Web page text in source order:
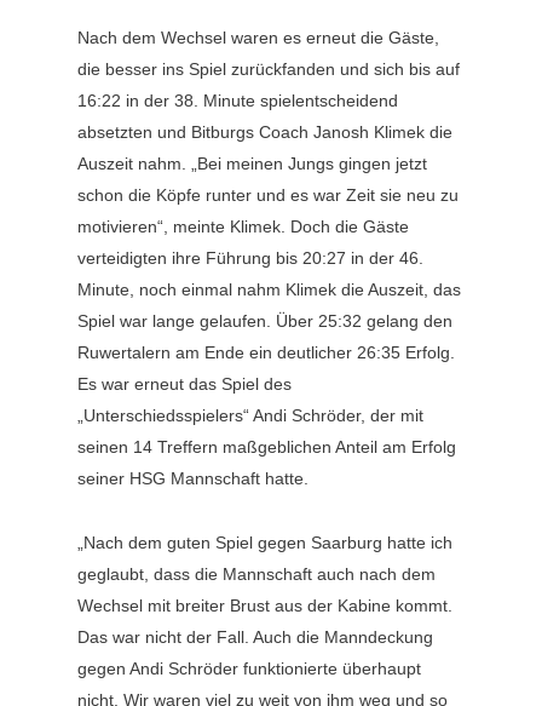
Nach dem Wechsel waren es erneut die Gäste,
die besser ins Spiel zurückfanden und sich bis auf
16:22 in der 38. Minute spielentscheidend
absetzten und Bitburgs Coach Janosh Klimek die
Auszeit nahm. „Bei meinen Jungs gingen jetzt
schon die Köpfe runter und es war Zeit sie neu zu
motivieren“, meinte Klimek. Doch die Gäste
verteidigten ihre Führung bis 20:27 in der 46.
Minute, noch einmal nahm Klimek die Auszeit, das
Spiel war lange gelaufen. Über 25:32 gelang den
Ruwertalern am Ende ein deutlicher 26:35 Erfolg.
Es war erneut das Spiel des
„Unterschiedsspielers“ Andi Schröder, der mit
seinen 14 Treffern maßgeblichen Anteil am Erfolg
seiner HSG Mannschaft hatte.
„Nach dem guten Spiel gegen Saarburg hatte ich
geglaubt, dass die Mannschaft auch nach dem
Wechsel mit breiter Brust aus der Kabine kommt.
Das war nicht der Fall. Auch die Manndeckung
gegen Andi Schröder funktionierte überhaupt
nicht. Wir waren viel zu weit von ihm weg und so